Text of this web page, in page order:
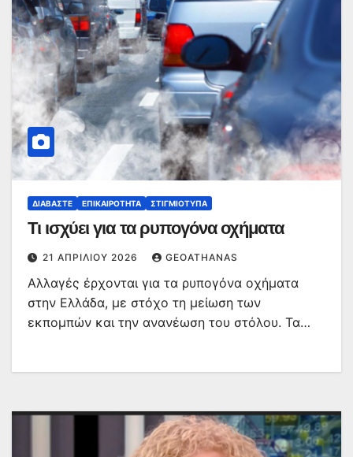
ΔΙΑΒΆΣΤΕ ΕΠΙΚΑΙΡΌΤΗΤΑ ΣΤΙΓΜΙΌΤΥΠΑ
Τι ισχύει για τα ρυπογόνα οχήματα
21 ΑΠΡΙΛΊΟΥ 2026 GEOATHANAS
Αλλαγές έρχονται για τα ρυπογόνα οχήματα
στην Ελλάδα, με στόχο τη μείωση των
εκπομπών και την ανανέωση του στόλου. Τα…